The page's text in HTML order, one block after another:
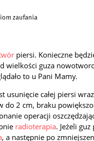
zaufania
piersi. Konieczne
wielkości guza
to u Pani Mamy.
usunięcie całej piersi
do 2 cm, braku
operacji
radioterapia. Jeżeli
, a następnie po